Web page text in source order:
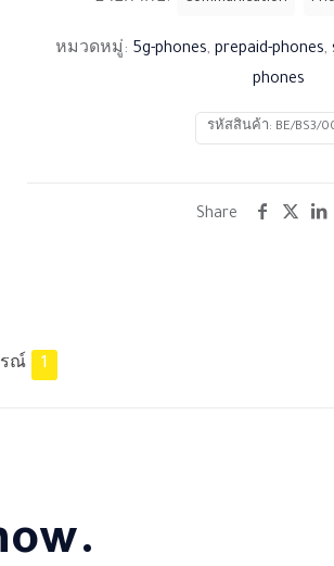
รหัสสินค้า: BE/BS3/
หมวดหมู่: 5g-phones, prepaid-phones,
phones
Share
รณ์ 1